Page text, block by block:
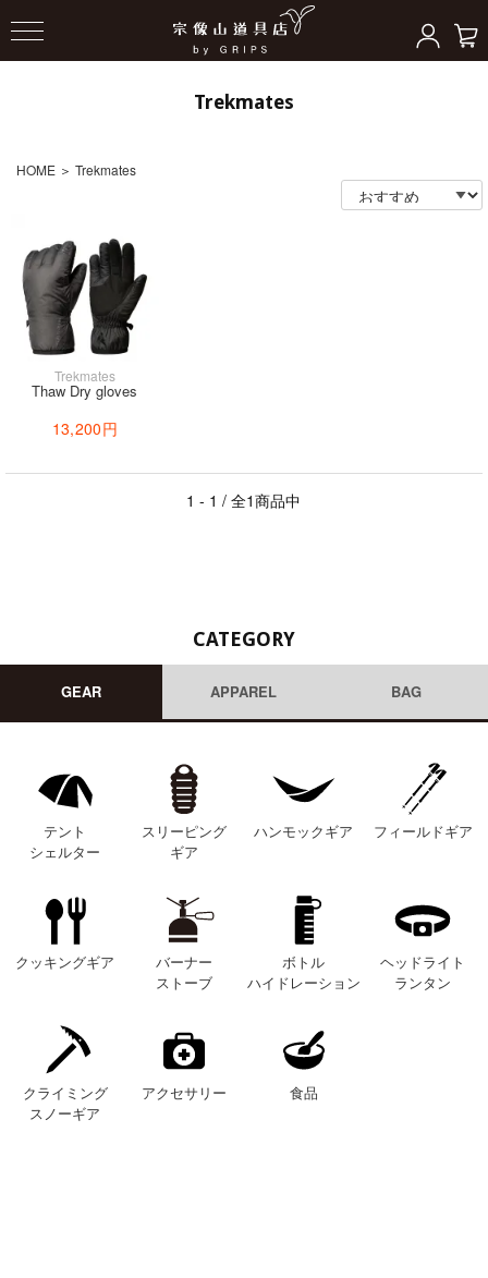
Trekmates
HOME ＞ Trekmates
Trekmates
Thaw Dry gloves
13,200円
1 - 1 / 全1商品中
CATEGORY
GEAR APPAREL BAG
テント
シェルター
スリーピング
ギア
ハンモックギア フィールドギア
クッキングギア
バーナー
ストーブ
ボトル
ハイドレーション
ヘッドライト
ランタン
クライミング
スノーギア
アクセサリー 食品